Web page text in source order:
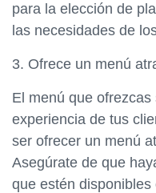
para la elección de
las necesidades de
3. Ofrece un menú
El menú que
experiencia de tus
ser ofrecer un menú
Asegúrate de que
que estén